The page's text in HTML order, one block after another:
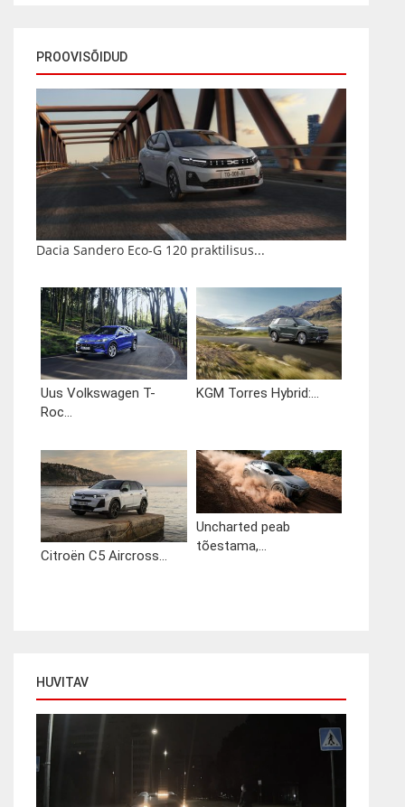
PROOVISÕIDUD
Dacia Sandero Eco-G 120 praktilisus...
Uus Volkswagen T-
Roc...
KGM Torres Hybrid:...
Citroën C5 Aircross...
Uncharted peab
tõestama,...
HUVITAV